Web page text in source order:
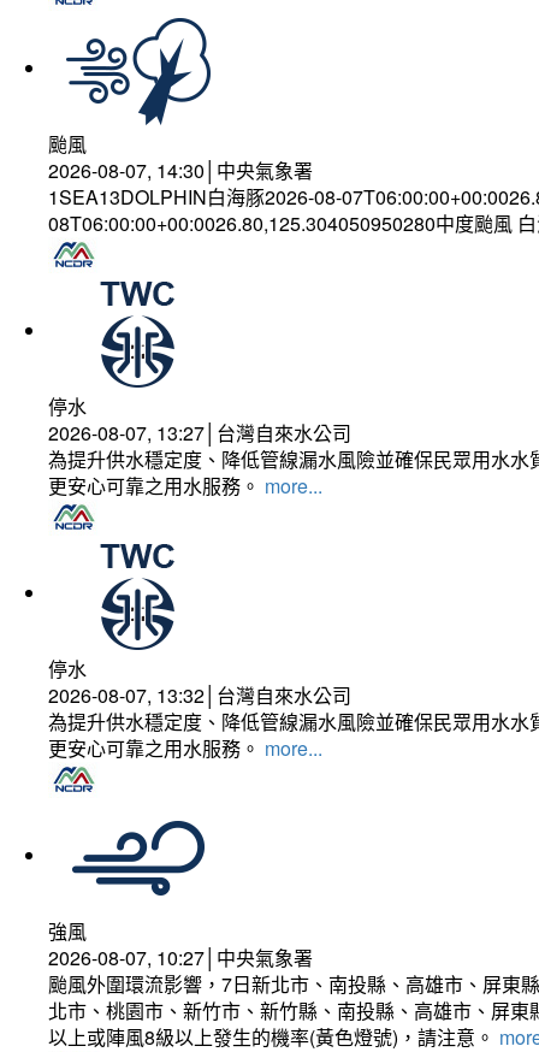
颱風
2026-08-07, 14:30│中央氣象署
1SEA13DOLPHIN白海豚2026-08-
08T06:00:00+00:0026.80,125.304050950280中度颱風
停水
2026-08-07, 13:27│台灣自來水公司
為提升供水穩定度、降低管線漏水風險並確保民眾用水
更安心可靠之用水服務。 more...
停水
2026-08-07, 13:32│台灣自來水公司
為提升供水穩定度、降低管線漏水風險並確保民眾用水
更安心可靠之用水服務。 more...
強風
2026-08-07, 10:27│中央氣象署
颱風外圍環流影響，7日新北市、南投縣、高雄市、屏東
北市、桃園市、新竹市、新竹縣、南投縣、高雄市、屏
以上或陣風8級以上發生的機率(黃色燈號)，請注意。